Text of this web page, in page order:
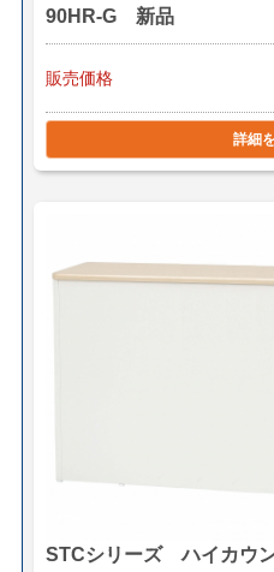
2,000円～/1台（税別）でお
＜送料例＞
＊区により異
＊階段作業・経路養生は別
法で送料を算出させて頂き
90HR-G 新品
販売価格
詳細
STCシリーズ ハイカ